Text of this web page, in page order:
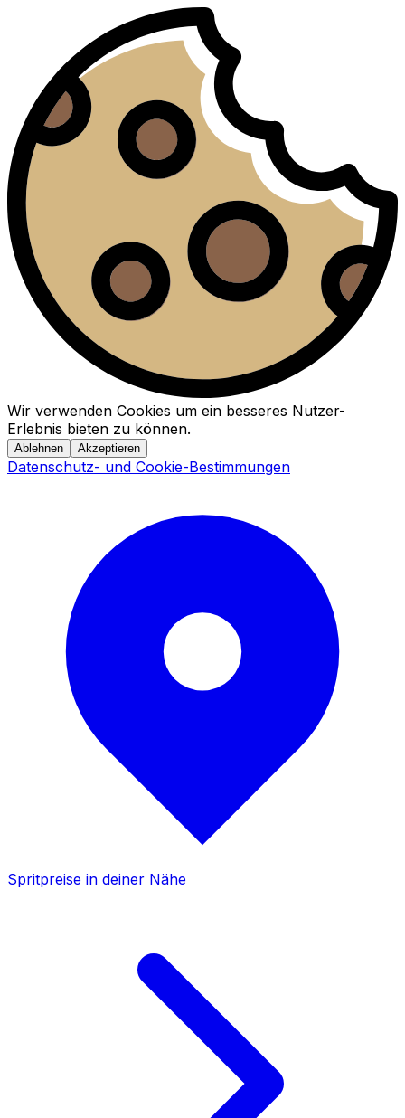
Wir verwenden Cookies um ein besseres Nutzer-
Erlebnis bieten zu können.
Ablehnen Akzeptieren
Datenschutz- und Cookie-Bestimmungen
Spritpreise in deiner Nähe